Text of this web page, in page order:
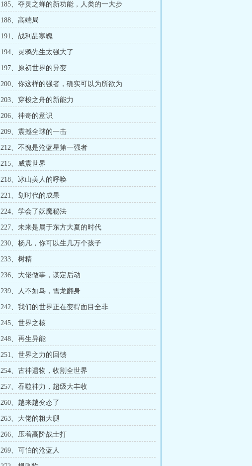
185、夺灵之蝉的新功能，人类的一大步
188、高端局
191、战利品寒魄
194、灵鸦先生太强大了
197、原初世界的异变
200、你这样的强者，确实可以为所欲为
203、穿梭之舟的新能力
206、神奇的意识
209、震撼全球的一击
212、不愧是沧蓝星第一强者
215、威震世界
218、冰山美人的呼唤
221、划时代的成果
224、学会了妖魔秘法
227、未来是属于东方大夏的时代
230、杨凡，你可以生几万个孩子
233、树精
236、大佬做事，谋定后动
239、人不如鸟，雪龙翻身
242、我们的世界正在变得面目全非
245、世界之核
248、再生异能
251、世界之力的回馈
254、古神遗物，收割全世界
257、吞噬神力，超级大丰收
260、越来越变态了
263、大佬的粗大腿
266、压着高阶战士打
269、可怕的沧蓝人